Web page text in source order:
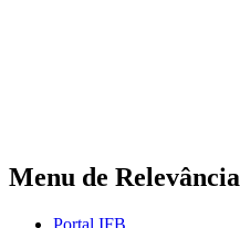
Menu de Relevância
Portal IFB